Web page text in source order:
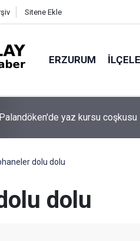
Sitene Ekle
ERZURUM
TÜBİTAK desteği aldı
dolu dolu
dolu